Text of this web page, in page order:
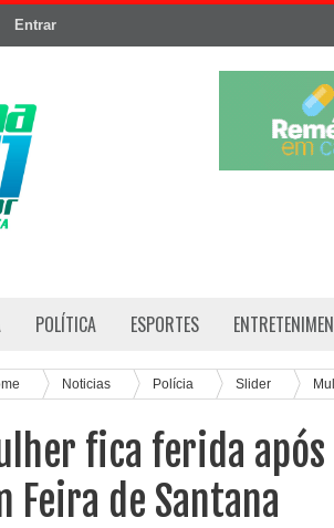
Entrar
POLÍTICA ESPORTES
Noticias Polícia Slider
fica ferida
Feira de Santana